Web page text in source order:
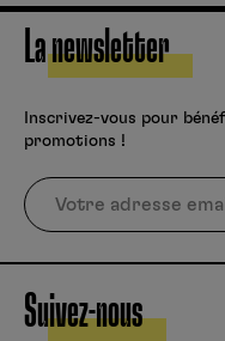
La newsletter
Inscrivez-vous pour
promotions !
Suivez-nous